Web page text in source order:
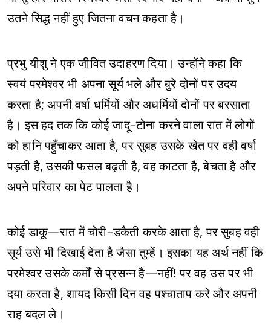
उतने सिद्ध नहीं हुए जितना वचन कहता है।
प्रभु यीशु ने एक जीवित उदाहरण दिया। उन्होंने कहा कि
स्वयं परमेश्वर भी अपना सूर्य भले और बुरे दोनों पर उदय
करता है; अपनी वर्षा धर्मियों और अधर्मियों दोनों पर बरसाता
है। इस हद तक कि कोई जादू–टोना करने वाला रात में लोगों
को हानि पहुँचाकर आता है, पर सुबह उसके खेत पर वही वर्षा
पड़ती है, उसकी फसल बढ़ती है, वह काटता है, बेचता है और
अपने परिवार का पेट पालता है।
कोई डाकू—रात में चोरी–डकैती करके आता है, पर सुबह वही
सूर्य उसे भी दिखाई देता है जैसा तुम्हें। इसका यह अर्थ नहीं कि
परमेश्वर उसके कर्मों से प्रसन्न है—नहीं! पर वह उस पर भी
दया करता है, शायद किसी दिन वह पश्चाताप करे और अपनी
राह बदल ले।